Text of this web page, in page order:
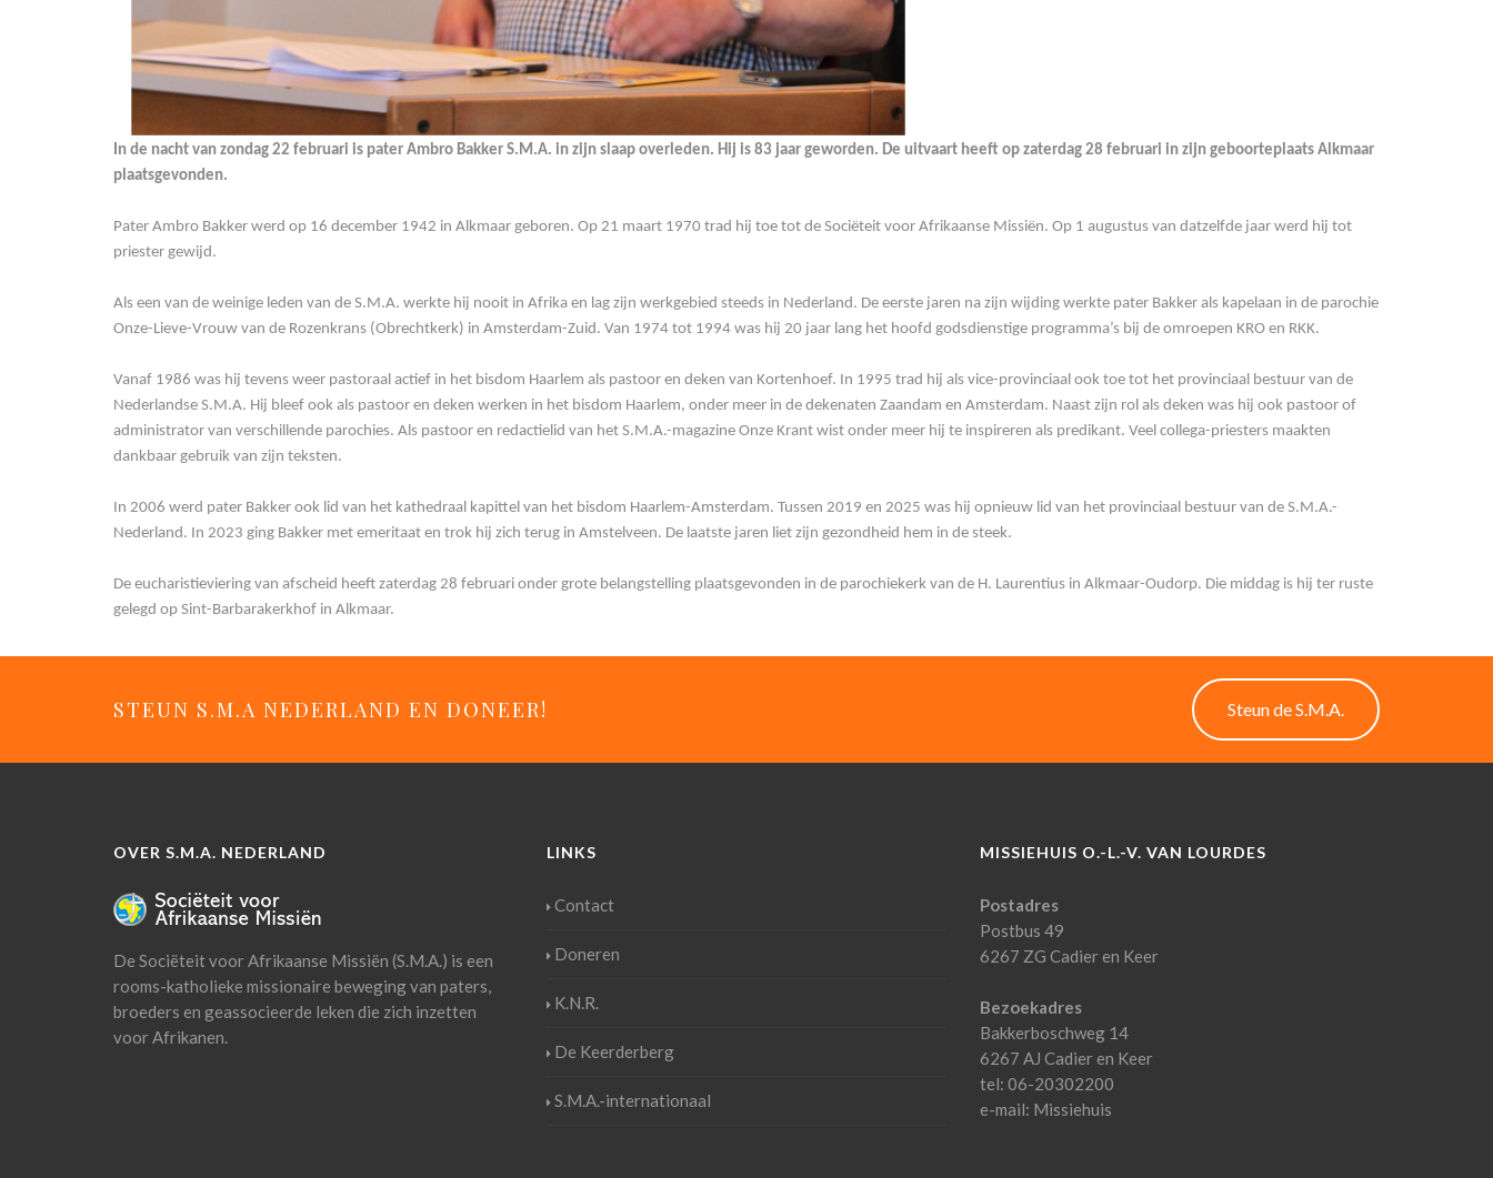
In de nacht van zondag 22 februari is pater Ambro Bakker S.M.A. in zijn slaap overleden. Hij is 83 jaar geworden. De uitvaart heeft op zaterdag 28 februari in zijn geboorteplaats Alkmaar
plaatsgevonden.
Pater Ambro Bakker werd op 16 december 1942 in Alkmaar geboren. Op 21 maart 1970 trad hij toe tot de Sociëteit voor Afrikaanse Missiën. Op 1 augustus van datzelfde jaar werd hij tot
priester gewijd.
Als een van de weinige leden van de S.M.A. werkte hij nooit in Afrika en lag zijn werkgebied steeds in Nederland. De eerste jaren na zijn wijding werkte pater Bakker als kapelaan in de parochie
Onze-Lieve-Vrouw van de Rozenkrans (Obrechtkerk) in Amsterdam-Zuid. Van 1974 tot 1994 was hij 20 jaar lang het hoofd godsdienstige programma’s bij de omroepen KRO en RKK.
Vanaf 1986 was hij tevens weer pastoraal actief in het bisdom Haarlem als pastoor en deken van Kortenhoef. In 1995 trad hij als vice-provinciaal ook toe tot het provinciaal bestuur van de
Nederlandse S.M.A. Hij bleef ook als pastoor en deken werken in het bisdom Haarlem, onder meer in de dekenaten Zaandam en Amsterdam. Naast zijn rol als deken was hij ook pastoor of
administrator van verschillende parochies. Als pastoor en redactielid van het S.M.A.-magazine Onze Krant wist onder meer hij te inspireren als predikant. Veel collega-priesters maakten
dankbaar gebruik van zijn teksten.
In 2006 werd pater Bakker ook lid van het kathedraal kapittel van het bisdom Haarlem-Amsterdam. Tussen 2019 en 2025 was hij opnieuw lid van het provinciaal bestuur van de S.M.A.-
Nederland. In 2023 ging Bakker met emeritaat en trok hij zich terug in Amstelveen. De laatste jaren liet zijn gezondheid hem in de steek.
De eucharistieviering van afscheid heeft zaterdag 28 februari onder grote belangstelling plaatsgevonden in de parochiekerk van de H. Laurentius in Alkmaar-Oudorp. Die middag is hij ter ruste
gelegd op Sint-Barbarakerkhof in Alkmaar.
Steun de S.M.A.
STEUN S.M.A NEDERLAND EN DONEER!
OVER S.M.A. NEDERLAND
De Sociëteit voor Afrikaanse Missiën (S.M.A.) is een
rooms-katholieke missionaire beweging van paters,
broeders en geassocieerde leken die zich inzetten
voor Afrikanen.
LINKS
Contact
Doneren
K.N.R.
De Keerderberg
S.M.A.-internationaal
MISSIEHUIS O.-L.-V. VAN LOURDES
Postadres
Postbus 49
6267 ZG Cadier en Keer
Bezoekadres
Bakkerboschweg 14
6267 AJ Cadier en Keer
tel: 06-20302200
e-mail: Missiehuis